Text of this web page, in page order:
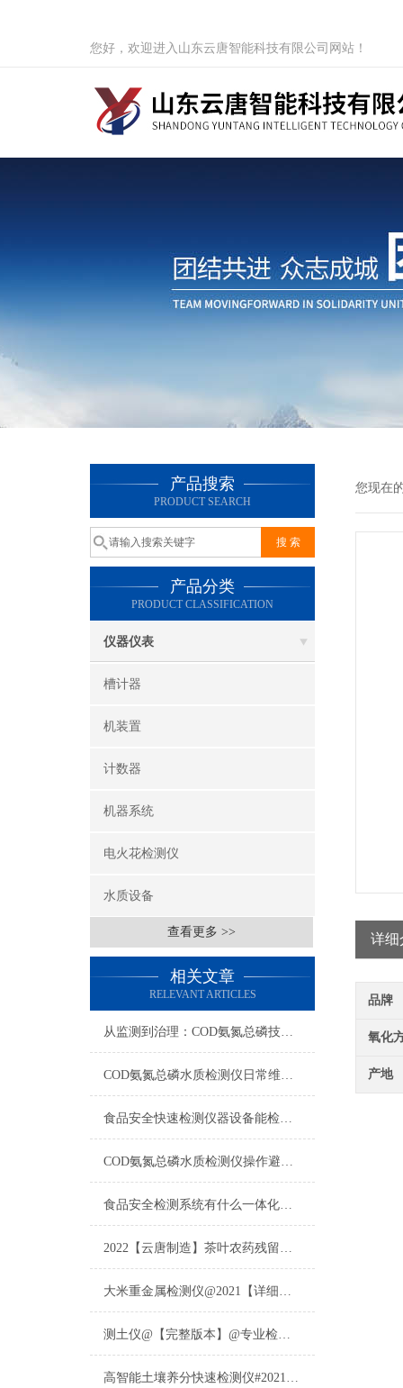
您好，欢迎进入山东云唐智能科技有限公司网站！
产品搜索
PRODUCT SEARCH
产品分类
PRODUCT CLASSIFICATION
仪器仪表
槽计器
机装置
计数器
机器系统
电火花检测仪
水质设备
查看更多 >>
相关文章
RELEVANT ARTICLES
从监测到治理：COD氨氮总磷技术的双领域实战解析
COD氨氮总磷水质检测仪日常维护与试剂管理，降低故障率就靠这几招
食品安全快速检测仪器设备能检什么？一张表说清适用范围
COD氨氮总磷水质检测仪操作避坑指南：这几个步骤直接影响数据准确性
食品安全检测系统有什么一体化配置·2023仪器仪表推荐·山东云唐
2022【云唐制造】茶叶农药残留检测仪多少钱一台@山东云唐仪器仪表制造
大米重金属检测仪@2021【详细版本】@专业检测大米重金属仪器仪表
测土仪@【完整版本】@专业检测土壤的仪器仪表
高智能土壤养分快速检测仪#2021【土壤养分检测专用仪器仪表】
您现在
详细
品牌
氧化
产地